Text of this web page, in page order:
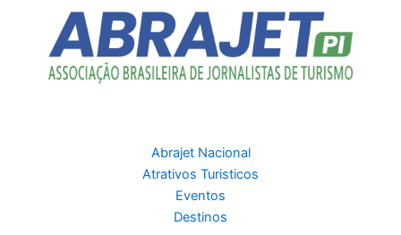
Abrajet Nacional
Atrativos Turisticos
Eventos
Destinos